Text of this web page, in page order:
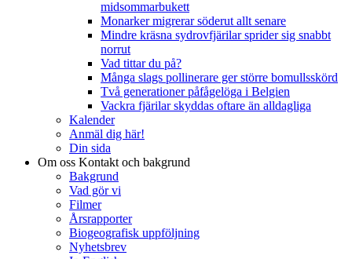
midsommarbukett
Monarker migrerar söderut allt senare
Mindre kräsna sydrovfjärilar sprider sig snabbt
norrut
Vad tittar du på?
Många slags pollinerare ger större bomullsskörd
Två generationer påfågelöga i Belgien
Vackra fjärilar skyddas oftare än alldagliga
Kalender
Anmäl dig här!
Din sida
Om oss Kontakt och bakgrund
Bakgrund
Vad gör vi
Filmer
Årsrapporter
Biogeografisk uppföljning
Nyhetsbrev